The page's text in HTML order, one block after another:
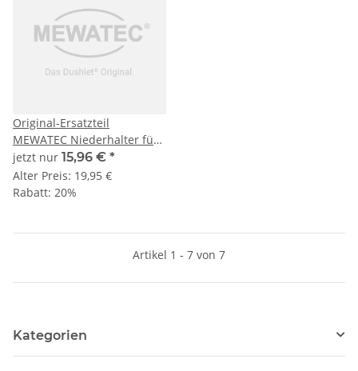
Original-Ersatzteil
MEWATEC Niederhalter für
Wasserauslassventileinheit
MagicWall
jetzt nur 15,96 € *
Alter Preis: 19,95 €
Rabatt: 20%
Artikel 1 - 7 von 7
Kategorien